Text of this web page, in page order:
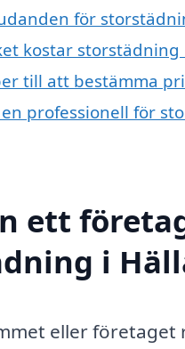
för
kostar storstädning
till att bestämma
en professionell för
ett
i
eller företaget